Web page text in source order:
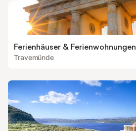
Ferienhäuser & Ferienwohnungen
Travemünde